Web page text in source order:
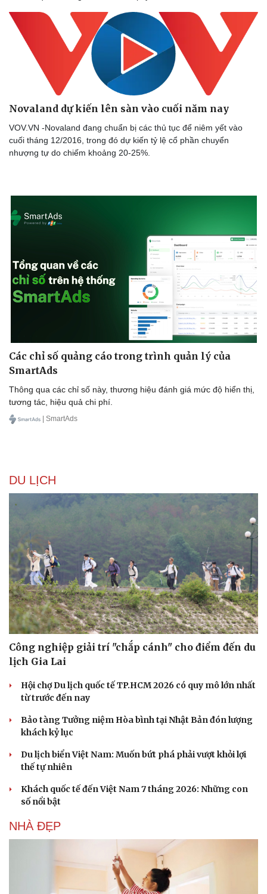
Du lịch
Tư vấn
Săn Tour
check-in
Câu chuyện thời sự
Đọc truyện đêm khuya
Cửa sổ tình yêu
Kể chuyện cho bé
Hạt giống tâm hồn
Novaland dự kiến lên sàn vào cuối năm nay
VOV.VN -Novaland đang chuẩn bị các thủ tục để niêm yết vào
cuối tháng 12/2016, trong đó dự kiến tỷ lệ cổ phần chuyển
nhượng tự do chiếm khoảng 20-25%.
Các chỉ số quảng cáo trong trình quản lý của
SmartAds
Thông qua các chỉ số này, thương hiệu đánh giá mức độ hiển thị,
tương tác, hiệu quả chi phí.
| SmartAds
DU LỊCH
Công nghiệp giải trí "chắp cánh" cho điểm đến du
lịch Gia Lai
Hội chợ Du lịch quốc tế TP.HCM 2026 có quy mô lớn nhất
từ trước đến nay
Bảo tàng Tưởng niệm Hòa bình tại Nhật Bản đón lượng
khách kỷ lục
Du lịch biển Việt Nam: Muốn bứt phá phải vượt khỏi lợi
thế tự nhiên
Khách quốc tế đến Việt Nam 7 tháng 2026: Những con
số nổi bật
NHÀ ĐẸP